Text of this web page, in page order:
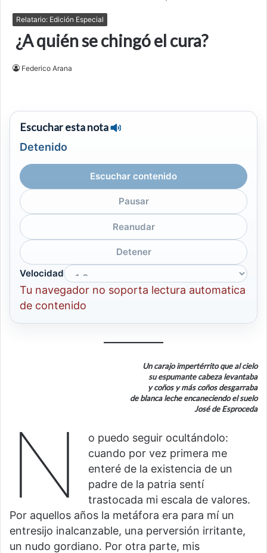
Relatario: Edición Especial
¿A quién se chingó el cura?
Federico Arana
Escuchar esta nota
Detenido
Escuchar contenido
Pausar
Reanudar
Detener
Velocidad
Tu navegador no soporta lectura automatica
de contenido
Un carajo impertérrito que al cielo
su espumante cabeza levantaba
y coños y más coños desgarraba
de blanca leche encaneciendo el suelo
José de Esproceda
N
o puedo seguir ocultándolo:
cuando por vez primera me
enteré de la existencia de un
padre de la patria sentí
trastocada mi escala de valores.
Por aquellos años la metáfora era para mí un
entresijo inalcanzable, una perversión irritante,
un nudo gordiano. Por otra parte, mis